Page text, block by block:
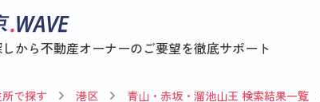
から不動産オーナーのご要望を徹底サポート
で探す 港区 青山・赤坂・溜池山王 検索結果一覧